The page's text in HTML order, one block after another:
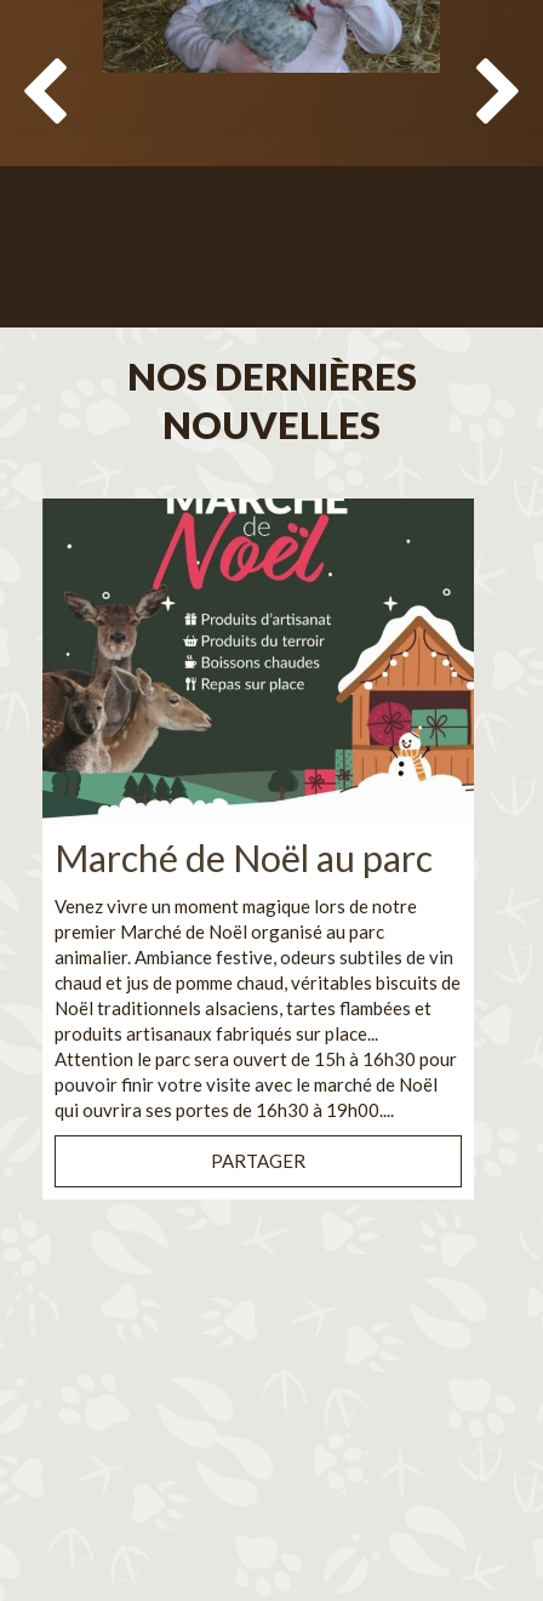
NOS DERNIÈRES
NOUVELLES
Marché de Noël au parc
Venez vivre un moment magique lors de notre
premier Marché de Noël organisé au parc
animalier. Ambiance festive, odeurs subtiles de vin
chaud et jus de pomme chaud, véritables biscuits de
Noël traditionnels alsaciens, tartes flambées et
produits artisanaux fabriqués sur place...
Attention le parc sera ouvert de 15h à 16h30 pour
pouvoir finir votre visite avec le marché de Noël
qui ouvrira ses portes de 16h30 à 19h00....
PARTAGER